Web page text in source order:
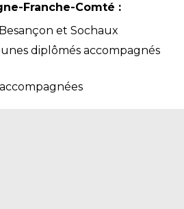
Franche-Comté :
et Sochaux
diplômés accompagnés